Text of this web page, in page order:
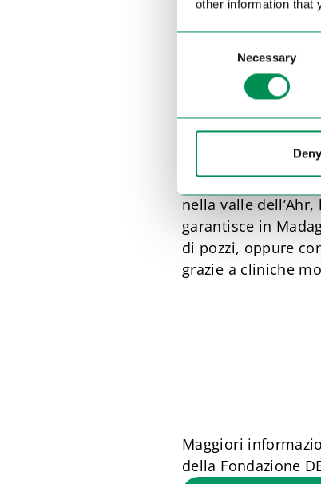
other information that
Necessary
Deny
In occasione di
fondazione
guida:„L’azienda
Progetti di
Oltre agli
nella valle
garantisce in
di pozzi, oppure
grazie a cliniche
Maggiori
della Fondazione